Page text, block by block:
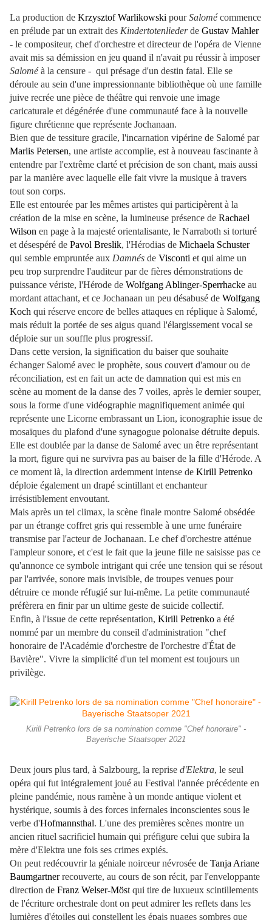
La production de Krzysztof Warlikowski pourSalomécommence
en prélude par un extrait des Kindertotenliederde Gustav Mahler
- le compositeur, chef d'orchestre et directeur de l'opéra de Vienne
avait mis sa démission en jeu quand il n'avait pu réussir à imposer
Saloméà la censure - qui présage d'un destin fatal. Elle se
déroule au sein d'une impressionnante bibliothèque où une famille
juive recrée une pièce de théâtre qui renvoie une image
caricaturale et dégénérée d'une communauté face à la nouvelle
figure chrétienne que représente Jochanaan.
Bien que de tessiture gracile, l'incarnation vipérine de Salomé par
Marlis Petersen, une artiste accomplie, est à nouveau fascinante à
entendre par l'extrême clarté et précision de son chant, mais aussi
par la manière avec laquelle elle fait vivre la musique à travers
tout son corps.
Elle est entourée par les mêmes artistes qui participèrent à la
création de la mise en scène, la lumineuse présence de Rachael
Wilson en page à la majesté orientalisante, le Narraboth si torturé
et désespéré de Pavol Breslik, l'Hérodias de Michaela Schuster
qui semble empruntée aux Damnés de Visconti et qui aime un
peu trop surprendre l'auditeur par de fières démonstrations de
puissance vériste, l'Hérode de Wolfgang Ablinger-Sperrhacke au
mordant attachant, et ce Jochanaan un peu désabusé de Wolfgang
Koch qui réserve encore de belles attaques en réplique à Salomé,
mais réduit la portée de ses aigus quand l'élargissement vocal se
déploie sur un souffle plus progressif.
Dans cette version, la signification du baiser que souhaite
échanger Salomé avec le prophète, sous couvert d'amour ou de
réconciliation, est en fait un acte de damnation qui est mis en
scène au moment de la danse des 7 voiles, après le dernier souper,
sous la forme d'une vidéographie magnifiquement animée qui
représente une Licorne embrassant un Lion, iconographie issue de
mosaïques du plafond d'une synagogue polonaise détruite depuis.
Elle est doublée par la danse de Salomé avec un être représentant
la mort, figure qui ne survivra pas au baiser de la fille d'Hérode. A
ce moment là, la direction ardemment intense de Kirill Petrenko
déploie également un drapé scintillant et enchanteur
irrésistiblement envoutant.
Mais après un tel climax, la scène finale montre Salomé obsédée
par un étrange coffret gris qui ressemble à une urne funéraire
transmise par l'acteur de Jochanaan. Le chef d'orchestre atténue
l'ampleur sonore, et c'est le fait que la jeune fille ne saisisse pas ce
qu'annonce ce symbole intrigant qui crée une tension qui se résout
par l'arrivée, sonore mais invisible, de troupes venues pour
détruire ce monde réfugié sur lui-même. La petite communauté
préfèrera en finir par un ultime geste de suicide collectif.
Enfin, à l'issue de cette représentation, Kirill Petrenko a été
nommé par un membre du conseil d'administration "chef
honoraire de l'Académie d'orchestre de l'orchestre d'État de
Bavière". Vivre la simplicité d'un tel moment est toujours un
privilège.
Kirill Petrenko lors de sa nomination comme "Chef honoraire" -
Bayerische Staatsoper 2021
Deux jours plus tard, à Salzbourg, la reprise d'Elektra, le seul
opéra qui fut intégralement joué au Festival l'année précédente en
pleine pandémie, nous ramène à un monde antique violent et
hystérique, soumis à des forces infernales inconscientes sous le
verbe d'Hofmannsthal. L'une des premières scènes montre un
ancien rituel sacrificiel humain qui préfigure celui que subira la
mère d'Elektra une fois ses crimes expiés.
On peut redécouvrir la géniale noirceur névrosée de Tanja Ariane
Baumgartnerrecouverte, au cours de son récit, par l'enveloppante
direction de Franz Welser-Möst qui tire de luxueux scintillements
de l'écriture orchestrale dont on peut admirer les reflets dans les
lumières d'étoiles qui constellent les épais nuages sombres que